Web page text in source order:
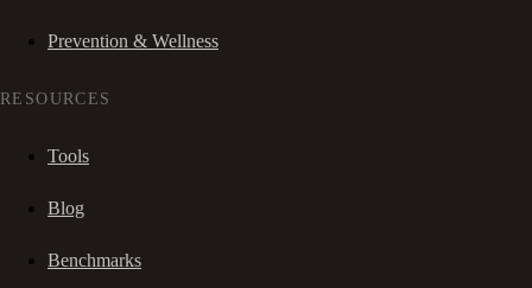
Prevention & Wellness
RESOURCES
Tools
Blog
Benchmarks